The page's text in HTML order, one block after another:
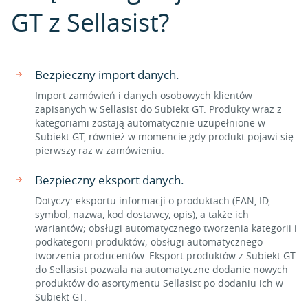
GT z Sellasist?
Bezpieczny import danych.
Import zamówień i danych osobowych klientów
zapisanych w Sellasist do Subiekt GT. Produkty wraz z
kategoriami zostają automatycznie uzupełnione w
Subiekt GT, również w momencie gdy produkt pojawi się
pierwszy raz w zamówieniu.
Bezpieczny eksport danych.
Dotyczy: eksportu informacji o produktach (EAN, ID,
symbol, nazwa, kod dostawcy, opis), a także ich
wariantów; obsługi automatycznego tworzenia kategorii i
podkategorii produktów; obsługi automatycznego
tworzenia producentów. Eksport produktów z Subiekt GT
do Sellasist pozwala na automatyczne dodanie nowych
produktów do asortymentu Sellasist po dodaniu ich w
Subiekt GT.